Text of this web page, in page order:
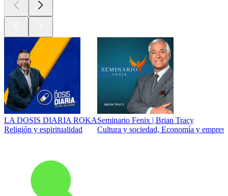
LA DOSIS DIARIA ROKA
Religión y espiritualidad
Seminario Fenix | Brian Tracy
Cultura y sociedad, Economía y